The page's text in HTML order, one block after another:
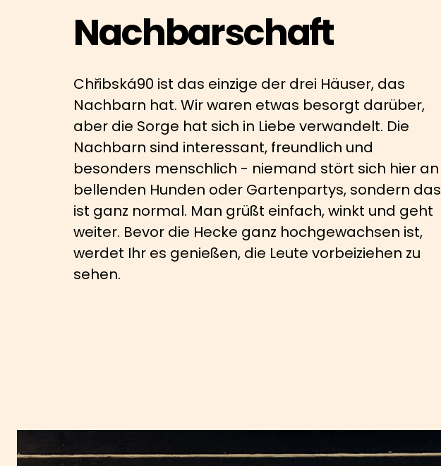
Nachbarschaft
Chřibská90 ist das einzige der drei Häuser, das
Nachbarn hat. Wir waren etwas besorgt darüber,
aber die Sorge hat sich in Liebe verwandelt. Die
Nachbarn sind interessant, freundlich und
besonders menschlich - niemand stört sich hier an
bellenden Hunden oder Gartenpartys, sondern das
ist ganz normal. Man grüßt einfach, winkt und geht
weiter. Bevor die Hecke ganz hochgewachsen ist,
werdet Ihr es genießen, die Leute vorbeiziehen zu
sehen.